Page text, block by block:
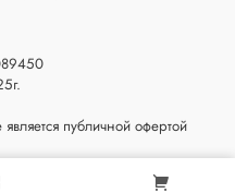
публичной офертой